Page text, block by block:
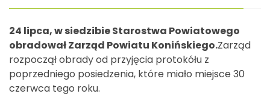
24 lipca, w siedzibie Starostwa Powiatowego
obradował Zarząd Powiatu Konińskiego.Zarząd
rozpoczął obrady od przyjęcia protokółu z
poprzedniego posiedzenia, które miało miejsce 30
czerwca tego roku.